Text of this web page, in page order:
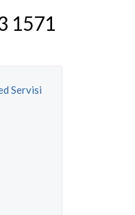
1571
Servisi